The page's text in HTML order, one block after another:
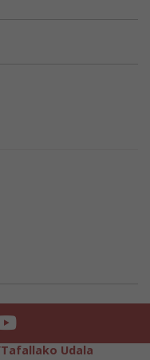
Youtube
Udala